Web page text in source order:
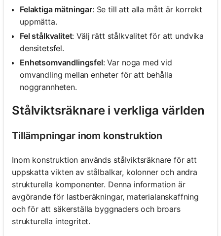
Felaktiga mätningar: Se till att alla mått är korrekt
uppmätta.
Fel stålkvalitet: Välj rätt stålkvalitet för att undvika
densitetsfel.
Enhetsomvandlingsfel: Var noga med vid
omvandling mellan enheter för att behålla
noggrannheten.
Stålviktsräknare i verkliga världen
Tillämpningar inom konstruktion
Inom konstruktion används stålviktsräknare för att
uppskatta vikten av stålbalkar, kolonner och andra
strukturella komponenter. Denna information är
avgörande för lastberäkningar, materialanskaffning
och för att säkerställa byggnaders och broars
strukturella integritet.